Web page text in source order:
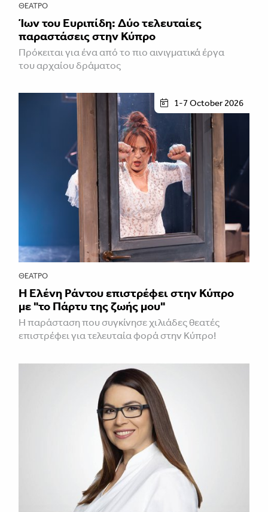
ΘΈΑΤΡΟ
Ίων του Ευριπίδη: Δύο τελευταίες
παραστάσεις στην Κύπρο
Πρόκειται για ένα από το πιο αινιγματικά έργα
του αρχαίου δράματος
1-7 October 2026
ΘΈΑΤΡΟ
H Ελένη Ράντου επιστρέφει στην Κύπρο
με "το Πάρτυ της ζωής μου"
Η παράσταση που συγκίνησε χιλιάδες θεατές
επιστρέφει για τελευταία φορά στην Κύπρο!